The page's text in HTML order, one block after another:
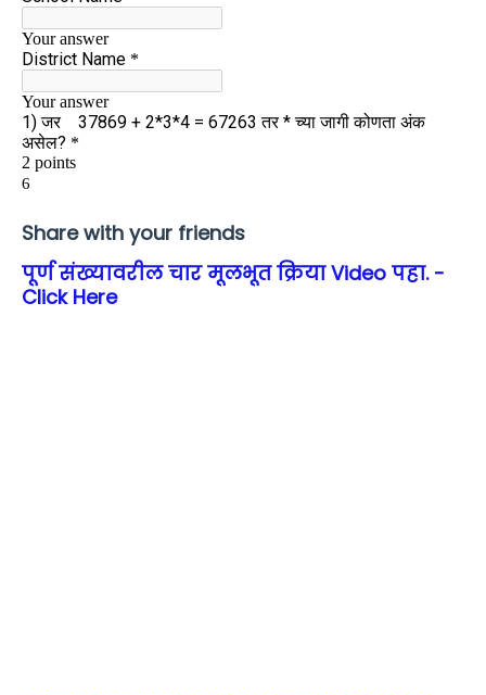
Share with your friends
पूर्ण संख्यावरील चार मूलभूत क्रिया Video पहा. -
Click Here